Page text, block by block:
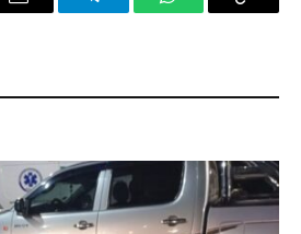
Email TelegramWhatsAppCopy